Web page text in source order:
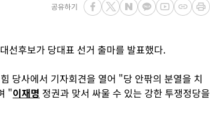
공유하기
선후보가 당대표 선거 출마를 발표했다.
당사에서 기자회견을 열어 "당 안팎의 분열을 치
"이재명 정권과 맞서 싸울 수 있는 강한 투쟁정당을